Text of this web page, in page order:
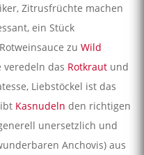
Zitrusfrüchte machen
ein Stück
zu Wild
veredeln das Rotkraut und
Liebstöckel ist das
Kasnudeln den richtigen
unersetzlich und
Anchovis) aus